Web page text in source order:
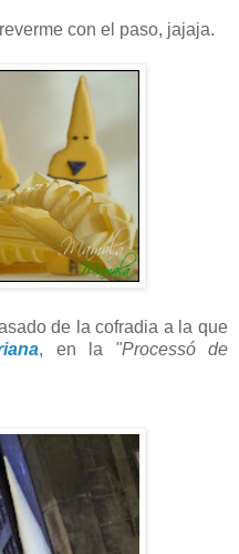
con el paso, jajaja.
de la cofradia a la que
, en la "Processó de